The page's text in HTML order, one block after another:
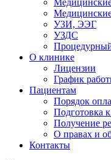
УЗИ, ЭЭГ
УЗДС
О клинике
Лицензии
График
Пациентам
Порядок
Подготовка к
Получение
О правах и
Контакты